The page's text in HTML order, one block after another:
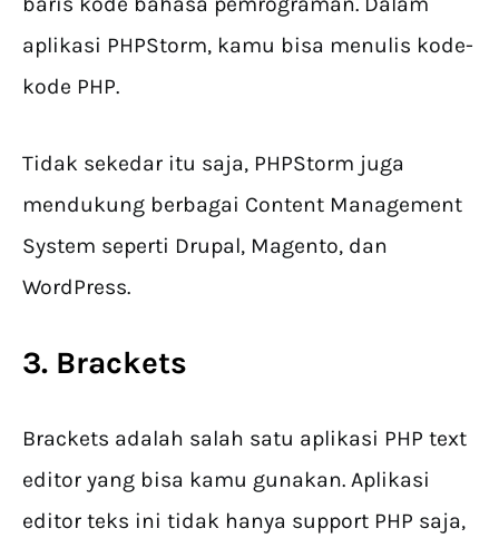
aplikasi PHPStorm, kamu bisa menulis kode-
kode PHP.
Tidak sekedar itu saja, PHPStorm juga
mendukung berbagai Content Management
System seperti Drupal, Magento, dan
WordPress.
3. Brackets
Brackets adalah salah satu aplikasi PHP text
editor yang bisa kamu gunakan. Aplikasi
editor teks ini tidak hanya support PHP saja,